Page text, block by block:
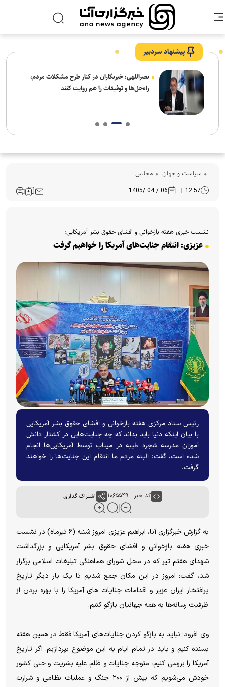
پیشنهاد سردبیر
نصراللهی: خبرنگاران در کنار طرح مشکلات مردم،
راه‌حل‌ها و توفیقات را هم روایت کنند
سیاست و جهان مجلس
12:57
06 / 04 /1405
نشست خبری هفته بازخوانی و افشای حقوق بشر آمریکایی:
عزیزی: انتقام جنایت‌های آمریکا را خواهیم گرفت
رئیس ستاد مرکزی هفته بازخوانی و افشای حقوق بشر آمریکایی
با بیان اینکه دنیا باید بداند که چه جنایت‌هایی در کشتار دانش
آموزان مدرسه شجره طیبه در میناب توسط آمریکایی‌ها انجام
شده است، گفت: البته مردم ما انتقام این جنایت‌ها را خواهند
گرفت.
کد خبر : ۱۰۶۵۵۴۹ اشتراک گذاری
به گزارش خبرگزاری آنا، ابراهیم عزیزی امروز شنبه (۶ تیرماه) در نشست
خبری هفته بازخوانی و افشای حقوق بشر آمریکایی و بزرگداشت
شهدای هفتم تیر که در محل شورای هماهنگی تبلیغات اسلامی برگزار
شد، گفت: امروز در این مکان جمع شدیم تا یک بار دیگر تاریخ
پرافتخار ایران عزیز و اقدامات جنایات های آمریکا را با بهره بردن از
ظرفیت رسانه‌ها به همه جهانیان بازگو کنیم.
وی افزود: نباید به بازگو کردن جنایات‌های آمریکا فقط در همین هفته
بسنده کنیم و باید در تمام ایام به این موضوع بپردازیم. اگر تاریخ
آمریکا را بررسی کنیم، متوجه جنایات و ظلم علیه بشریت و حتی کشور
خودش می‌شویم که بیش از ۲۰۰ جنگ و عملیات نظامی و شرارت